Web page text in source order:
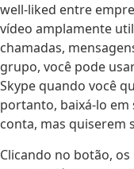
well-liked entre
vídeo amplamente
chamadas,
grupo, você pode
Skype quando você
portanto, baixá-lo em
conta, mas quiserem
Clicando no botão,